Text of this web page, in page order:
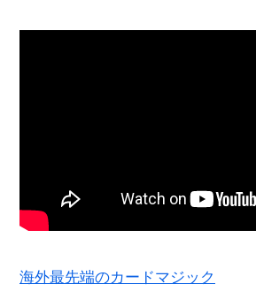
海外最先端のカードマジック